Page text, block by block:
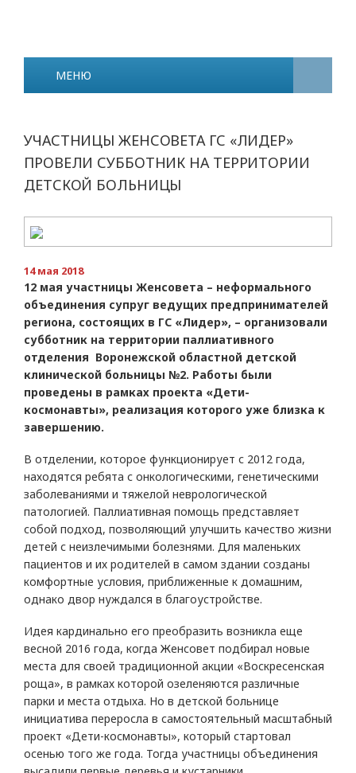
МЕНЮ
УЧАСТНИЦЫ ЖЕНСОВЕТА ГС «ЛИДЕР»
ПРОВЕЛИ СУББОТНИК НА ТЕРРИТОРИИ
ДЕТСКОЙ БОЛЬНИЦЫ
14 мая 2018
12 мая участницы Женсовета – неформального
объединения супруг ведущих предпринимателей
региона, состоящих в ГС «Лидер», – организовали
субботник на территории паллиативного
отделения Воронежской областной детской
клинической больницы №2. Работы были
проведены в рамках проекта «Дети-
космонавты», реализация которого уже близка к
завершению.
В отделении, которое функционирует с 2012 года,
находятся ребята с онкологическими, генетическими
заболеваниями и тяжелой неврологической
патологией. Паллиативная помощь представляет
собой подход, позволяющий улучшить качество жизни
детей с неизлечимыми болезнями. Для маленьких
пациентов и их родителей в самом здании созданы
комфортные условия, приближенные к домашним,
однако двор нуждался в благоустройстве.
Идея кардинально его преобразить возникла еще
весной 2016 года, когда Женсовет подбирал новые
места для своей традиционной акции «Воскресенская
роща», в рамках которой озеленяются различные
парки и места отдыха. Но в детской больнице
инициатива переросла в самостоятельный масштабный
проект «Дети-космонавты», который стартовал
осенью того же года. Тогда участницы объединения